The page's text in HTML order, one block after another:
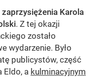
Karola
. Z tej okazji
zostało
wydarzenie. Było
publicystów, część
Eldo, a kulminacyjnym